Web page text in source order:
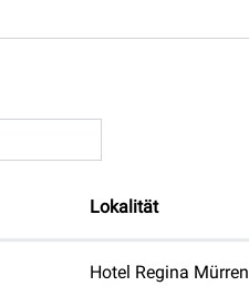
Lokalität
Hotel Regina Mürren